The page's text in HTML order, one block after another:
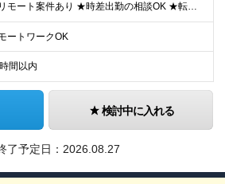
★リモート案件あり ★時差出勤の相談OK ★転勤なし 本社またはプロジェクト先での勤務となります。 ※勤務地は希望を考慮します ※入社後1～2週間は、本社にて研修を行います ┗タイミングによって、同
ートワークOK
間以内
検討中に入れる
了予定日： 2026.08.27